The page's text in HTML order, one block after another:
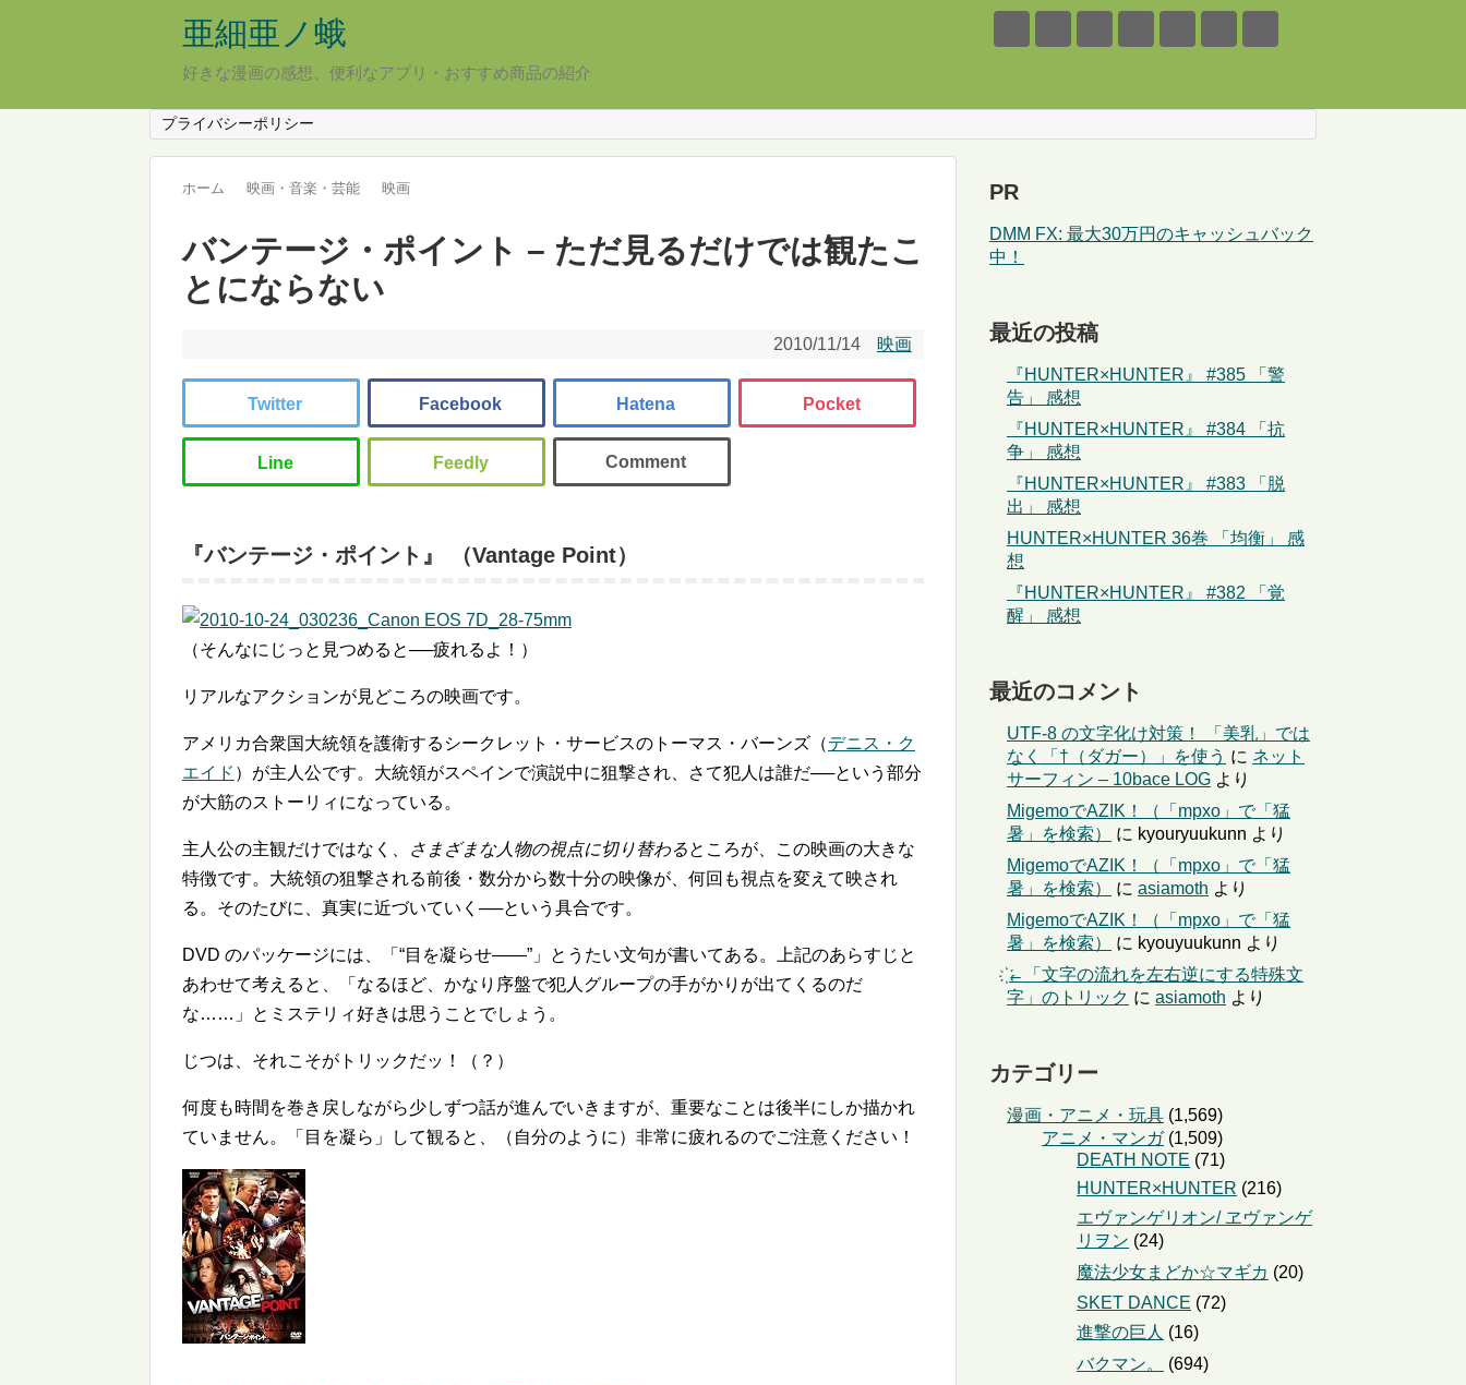
亜細亜ノ蛾
好きな漫画の感想、便利なアプリ・おすすめ商品の紹介
プライバシーポリシー
ホーム 映画・音楽・芸能 映画
バンテージ・ポイント – ただ見るだけでは観たこ
とにならない
2010/11/14 映画
『バンテージ・ポイント』 （Vantage Point）
（そんなにじっと見つめると──疲れるよ！）
リアルなアクションが見どころの映画です。
アメリカ合衆国大統領を護衛するシークレット・サービスのトーマス・バーンズ（デニス・ク
エイド ）が主人公です。大統領がスペインで演説中に狙撃され、さて犯人は誰だ──という部分
が大筋のストーリィになっている。
主人公の主観だけではなく、 さまざまな人物の視点に切り替わるところが、この映画の大きな
特徴です。大統領の狙撃される前後・数分から数十分の映像が、何回も視点を変えて映され
る。そのたびに、真実に近づいていく──という具合です。
DVD のパッケージには、「 目を凝らせ―― 」とうたい文句が書いてある。上記のあらすじと
あわせて考えると、「なるほど、かなり序盤で犯人グループの手がかりが出てくるのだ
な……」とミステリィ好きは思うことでしょう。
じつは、それこそがトリックだッ！（？）
何度も時間を巻き戻しながら少しずつ話が進んでいきますが、重要なことは後半にしか描かれ
ていません。「目を凝ら」して観ると、（自分のように）非常に疲れるのでご注意ください！
PR
DMM FX: 最大30万円のキャッシュバック
中！
最近の投稿
『HUNTER×HUNTER』 #385 「警
告」 感想
『HUNTER×HUNTER』 #384 「抗
争」 感想
『HUNTER×HUNTER』 #383 「脱
出」 感想
HUNTER×HUNTER 36巻 「均衡」 感
想
『HUNTER×HUNTER』 #382 「覚
醒」 感想
最近のコメント
UTF-8 の文字化け対策！ 「美乳」では
なく「†（ダガー）」を使う に ネット
サーフィン – 10bace LOG より
MigemoでAZIK！（「mpxo」で「猛
暑」を検索）
に kyouryuukunn より
MigemoでAZIK！（「mpxo」で「猛
暑」を検索）
に asiamoth より
MigemoでAZIK！（「mpxo」で「猛
暑」を検索）
に kyouyuukunn より
҉←「文字の流れを左右逆にする特殊文
字」のトリック に asiamoth より
カテゴリー
漫画・アニメ・玩具 (1,569)
アニメ・マンガ(1,509)
DEATH NOTE (71)
HUNTER×HUNTER (216)
エヴァンゲリオン/ ヱヴァンゲ
リヲン (24)
魔法少女まどか☆マギカ (20)
SKET DANCE (72)
進撃の巨人 (16)
バクマン。
(694)